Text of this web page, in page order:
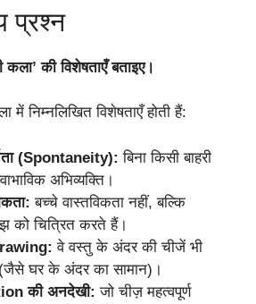
प्रश्न
कला’ की विशेषताएँ बताइए।
में निम्नलिखित विशेषताएँ होती हैं:
(Spontaneity): बिना किसी बाहरी
अभिव्यक्ति।
बच्चे वास्तविकता नहीं, बल्कि
को चित्रित करते हैं।
वे वस्तु के अंदर की चीजें भी
घर के अंदर का सामान)।
की अनदेखी: जो चीज़ महत्वपूर्ण